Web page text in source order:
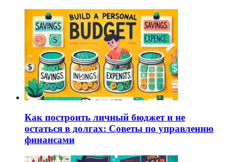
Как построить личный бюджет и не
остаться в долгах: Советы по управлению
финансами